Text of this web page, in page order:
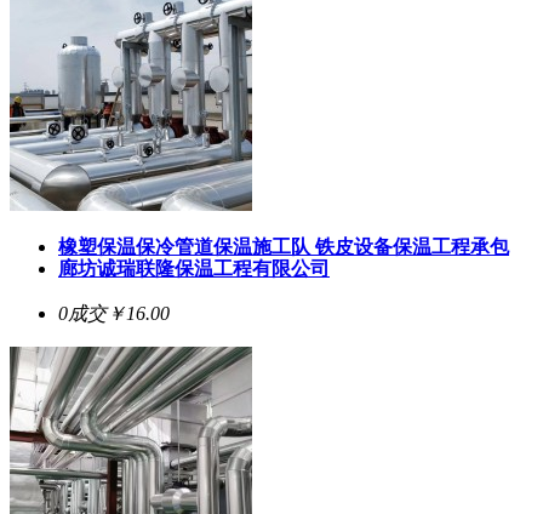
橡塑保温保冷管道保温施工队 铁皮设备保温工程承包
廊坊诚瑞联隆保温工程有限公司
0成交￥16.00